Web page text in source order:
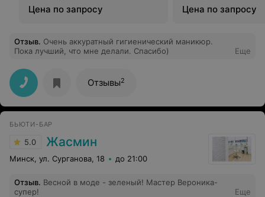
Цена по запросу
Цена по запросу
Отзыв. Очень аккуратный гигиенический маникюр.
Пока лучший, что мне делали. Спасибо)
Еще
Отзывы2
БЬЮТИ-БАР
5.0 Жасмин
Минск, ул. Сурганова, 18 до 21:00
Отзыв. Весной в моде - зеленый! Мастер Вероника-
супер!
Еще